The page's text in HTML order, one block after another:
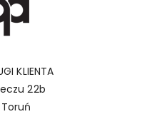
KLIENTA
22b